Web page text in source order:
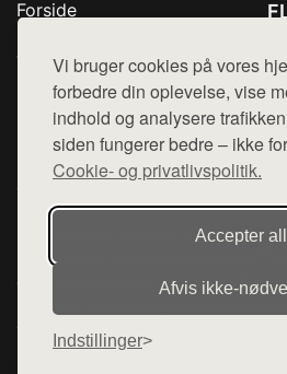
Vi bruger cookies på vores
forbedre din oplevelse, vise
indhold og analysere
siden fungerer bedre – ikke
Cookie- og privatlivspolitik.
Accepter
Afvis
Indstillinger
Forside
Top Rabatter
Blog
Kontakt
Denne side er en del af want.dk, der
hjemmesider med præsentation af
diverse webshops. Der sælges ikke
henviser til de shops, som sælger
varerne på lager.